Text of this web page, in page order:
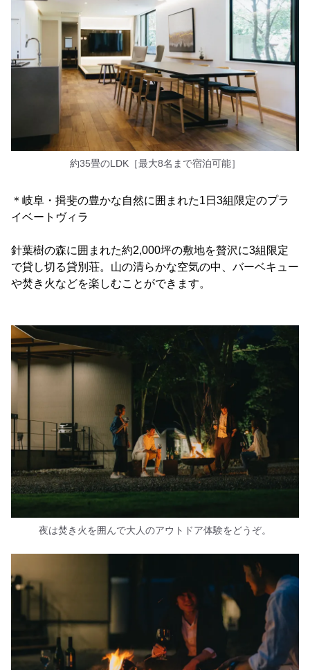
約35畳のLDK［最大8名まで宿泊可能］
＊岐阜・揖斐の豊かな自然に囲まれた1日3組限定のプラ
イベートヴィラ
針葉樹の森に囲まれた約2,000坪の敷地を贅沢に3組限定
で貸し切る貸別荘。山の清らかな空気の中、バーベキュー
や焚き火などを楽しむことができます。
夜は焚き火を囲んで大人のアウトドア体験をどうぞ。